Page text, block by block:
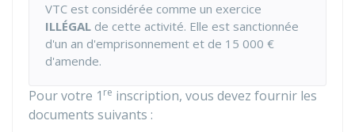
VTC est considérée comme un exercice
ILLÉGAL de cette activité. Elle est sanctionnée
d'un an d'emprisonnement et de 15 000 €
d'amende.
Pour votre 1 re inscription, vous devez fournir les
documents suivants :